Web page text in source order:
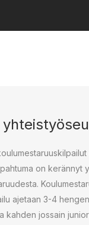
on kerännyt
ajetaan 3-4
kahden jossain